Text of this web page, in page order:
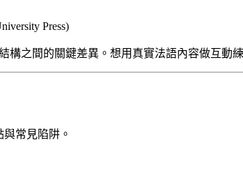
Press)
構之間的關鍵差異。想用真實法語內容做互動
常見陷阱。